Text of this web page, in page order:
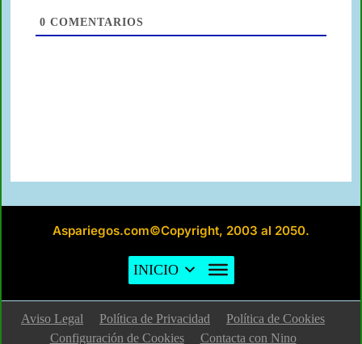
0 COMENTARIOS
Aspariegos.com©Copyright, 2003 al 2050.
INICIO
Aviso Legal Política de Privacidad
Política de Cookies
Configuración de Cookies
Contacta con Nino